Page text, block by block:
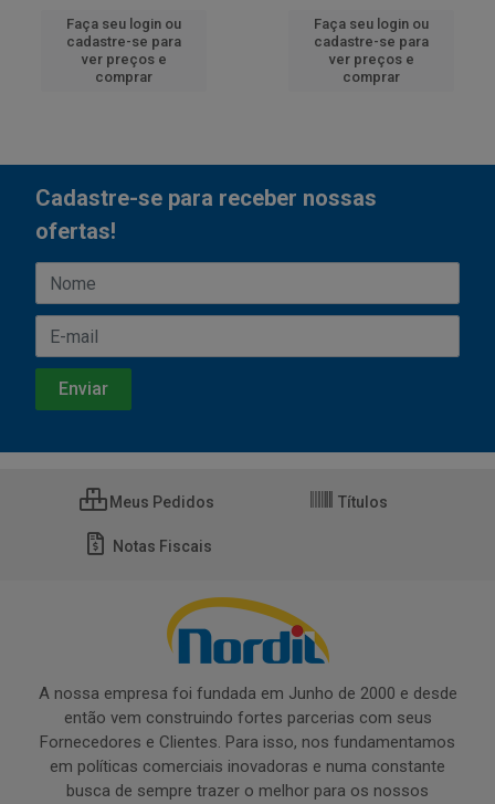
Faça seu login ou
cadastre-se para
ver preços e
comprar
Faça seu login ou
cadastre-se para
ver preços e
comprar
Cadastre-se para receber nossas
ofertas!
Meus Pedidos Títulos
Notas Fiscais
A nossa empresa foi fundada em Junho de 2000 e desde
então vem construindo fortes parcerias com seus
Fornecedores e Clientes. Para isso, nos fundamentamos
em políticas comerciais inovadoras e numa constante
busca de sempre trazer o melhor para os nossos